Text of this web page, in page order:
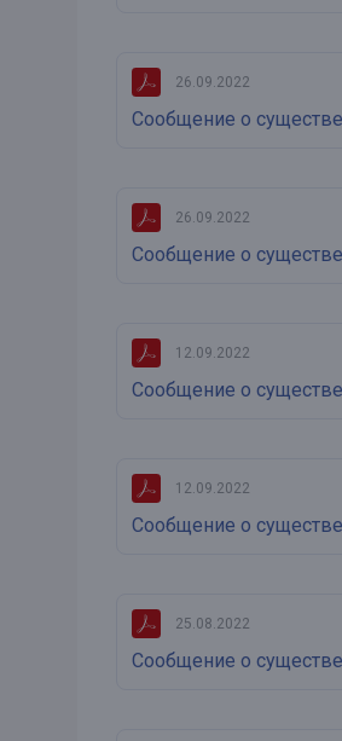
26.09.2022
Сообщение о
26.09.2022
Сообщение о
12.09.2022
Сообщение о
12.09.2022
Сообщение о
25.08.2022
Сообщение о